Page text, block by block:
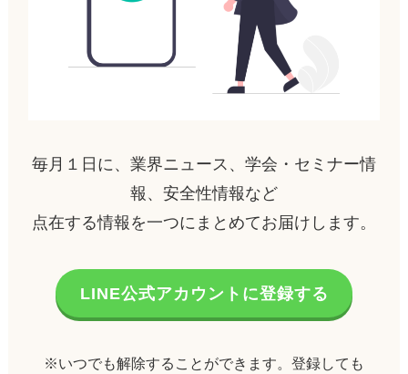
毎月１日に、業界ニュース、学会・セミナー情
報、安全性情報など
点在する情報を一つにまとめてお届けします。
LINE公式アカウントに登録する
※いつでも解除することができます。登録しても